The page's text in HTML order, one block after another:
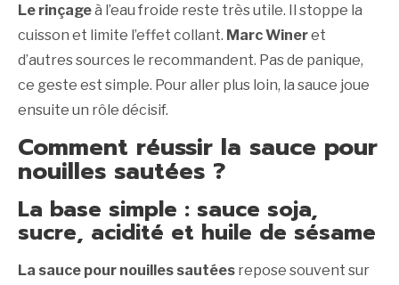
Le rinçageà l’eau froide reste très utile. Il stoppe la
cuisson et limite l’effet collant. Marc Wineret
d’autres sources le recommandent. Pas de panique,
ce geste est simple. Pour aller plus loin, la sauce joue
ensuite un rôle décisif.
Comment réussir la sauce pour
nouilles sautées ?
La base simple : sauce soja,
sucre, acidité et huile de sésame
La sauce pour nouilles sautées repose souvent sur